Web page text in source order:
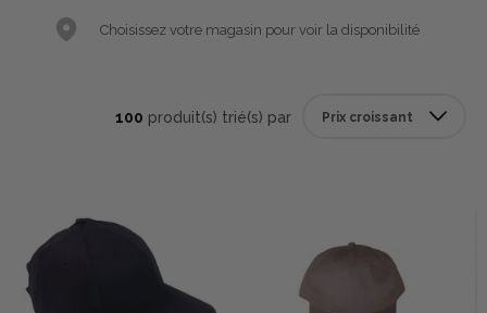
Choisissez votre magasin pour voir la disponibilité
100 produit(s) trié(s) par